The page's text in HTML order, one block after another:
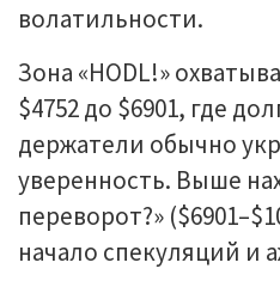
волатильности.
Зона «HODL!»
$4752 до $6901, где
держатели обычно
уверенность. Выше
переворот?»
начало спекуляций и